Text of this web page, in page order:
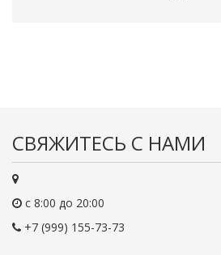
СВЯЖИТЕСЬ С НАМИ
с 8:00 до 20:00
+7 (999) 155-73-73